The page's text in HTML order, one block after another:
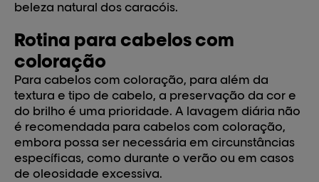
beleza natural dos caracóis.
Rotina para cabelos com
coloração
Para cabelos com coloração, para além da
textura e tipo de cabelo, a preservação da cor e
do brilho é uma prioridade. A lavagem diária não
é recomendada para cabelos com coloração,
embora possa ser necessária em circunstâncias
específicas, como durante o verão ou em casos
de oleosidade excessiva.